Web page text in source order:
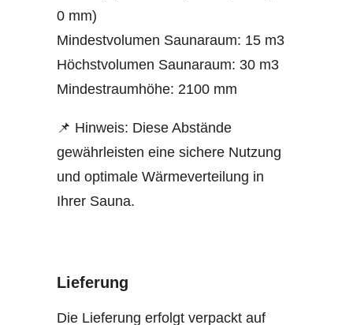
0 mm)
Mindestvolumen Saunaraum: 15 m3
Höchstvolumen Saunaraum: 30 m3
Mindestraumhöhe: 2100 mm
📌 Hinweis: Diese Abstände
gewährleisten eine sichere Nutzung
und optimale Wärmeverteilung in
Ihrer Sauna.
Lieferung
Die Lieferung erfolgt verpackt auf